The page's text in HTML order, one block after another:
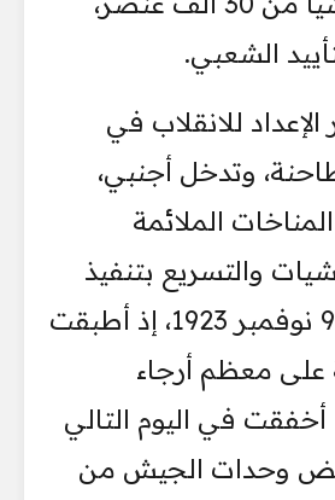
الشعبي.
الإعداد للانقلاب في
وتدخل أجنبي،
الملائمة
والتسريع بتنفيذ
الانقلاب في 8-9 نوفمبر 1923، إذ أطبقت
على معظم أرجاء
أخفقت في اليوم التالي
وحدات الجيش من